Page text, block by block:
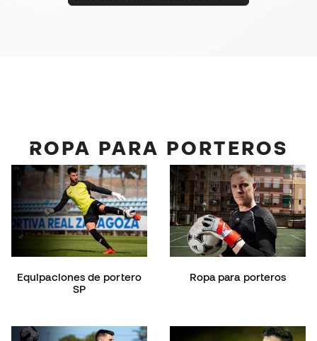
ROPA PARA PORTEROS
Equipaciones de portero
SP
Ropa para porteros